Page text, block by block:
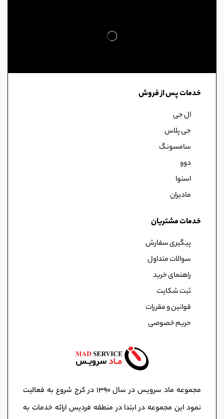
خدمات پس از فروش
ال جی
جی پلاس
سامسونگ
دوو
اسنوا
مادیران
خدمات مشتریان
پیگیری سفارش
سوالات متداول
راهنمای خرید
ثبت شکایت
قوانین و مقررات
حریم خصوصی
مجموعه ماد سرویس در سال ١٣٩٠ در کرج شروع به فعالیت
نمود این مجموعه در ابتدا در منطقه فردیس ارائه خدمات به